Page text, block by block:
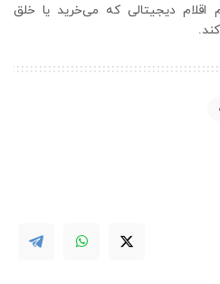
اقلام دیجیتالی که می‌خرید یا خلق